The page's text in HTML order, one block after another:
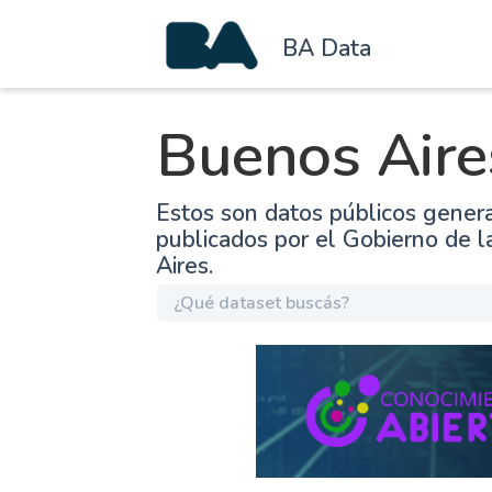
BA Data
Buenos
Estos son datos públicos
publicados por el Gobierno de
Aires.